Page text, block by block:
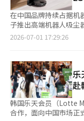
汽车表示，新款雅尊（
在中国品牌持续占据机
子推出高端机器人吸尘
加快AI家庭战略布局。 LG电子于6月底发布高端机器人吸尘器新品
推出机器人吸尘器新品
觅、戴森等国内外厂
希望借助此次新品进一
不过，在机器人吸尘器
2026-07-01 17:29:26
乐
赴
韩国乐天会员（Lotte
合作，面向中国市场正